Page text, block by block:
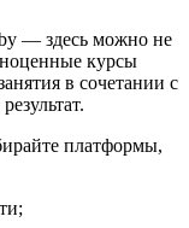
— здесь можно не
курсы
в сочетании с
платформы,